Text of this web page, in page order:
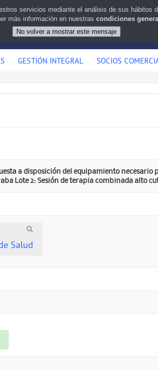
GESTIÓN INTEGRAL SOCIOS
a disposición del equipamiento necesario
Lote 2: Sesión de terapia combinada alto
Salud
servicios mediante el análisis de sus
más información en nuestras condiciones